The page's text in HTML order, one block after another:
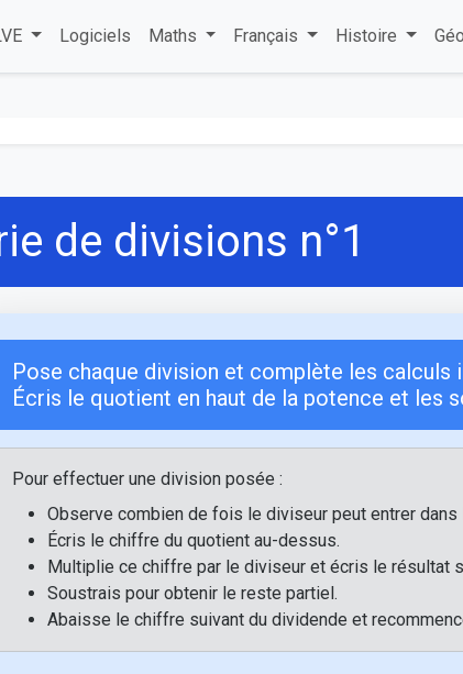
Logiciels Maths Français Histoire
de divisions n°1
Pose chaque division et complète les calculs
Écris le quotient en haut de la potence et les
Pour effectuer une division posée :
Observe combien de fois le diviseur peut entrer
Écris le chiffre du quotient au-dessus.
Multiplie ce chiffre par le diviseur et écris le résultat
Soustrais pour obtenir le reste partiel.
Abaisse le chiffre suivant du dividende et